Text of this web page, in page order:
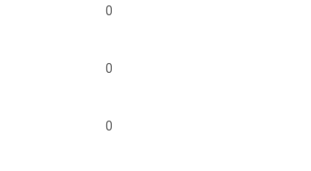
0
0
0